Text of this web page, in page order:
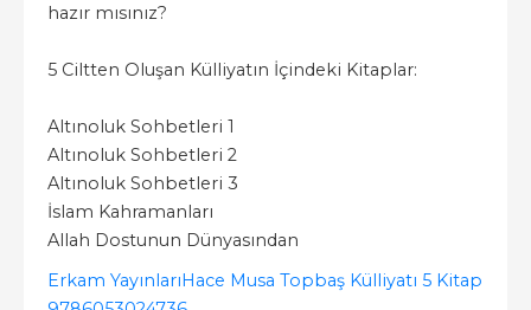
hazır mısınız?
5 Ciltten Oluşan Külliyatın İçindeki Kitaplar:
Altınoluk Sohbetleri 1
Altınoluk Sohbetleri 2
Altınoluk Sohbetleri 3
İslam Kahramanları
Allah Dostunun Dünyasından
Erkam Yayınları Hace Musa Topbaş Külliyatı 5 Kitap